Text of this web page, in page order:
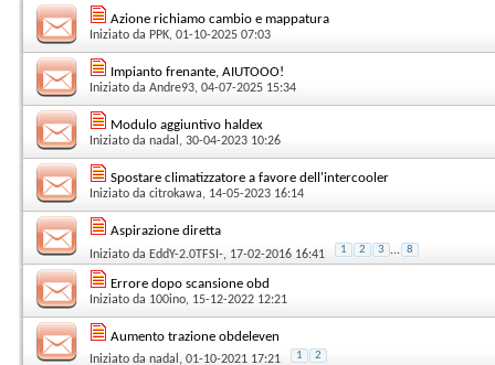
Azione richiamo cambio e mappatura
Iniziato da PPK, 01-10-2025 07:03
Impianto frenante, AIUTOOO!
Iniziato da Andre93, 04-07-2025 15:34
Modulo aggiuntivo haldex
Iniziato da nadal , 30-04-2023 10:26
Spostare climatizzatore a favore dell'intercooler
Iniziato da citrokawa, 14-05-2023 16:14
Aspirazione diretta
Iniziato da EddY-2.0TFSI-, 17-02-2016 16:41 1 2 3 ... 8
Errore dopo scansione obd
Iniziato da 100ino, 15-12-2022 12:21
Aumento trazione obdeleven
Iniziato da nadal , 01-10-2021 17:21 1 2